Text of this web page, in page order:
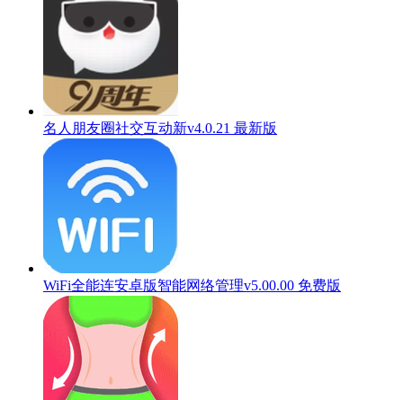
名人朋友圈社交互动新v4.0.21 最新版
WiFi全能连安卓版智能网络管理v5.00.00 免费版